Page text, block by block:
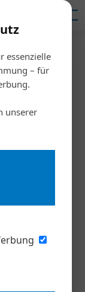
essenzielle
– für
unserer
bringen,
denken als